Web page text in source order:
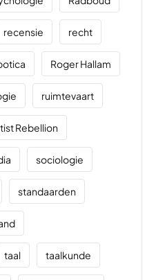
recensie recht
Roger Hallam
ruimtevaart
Rebellion
sociologie
standaarden
taal taalkunde